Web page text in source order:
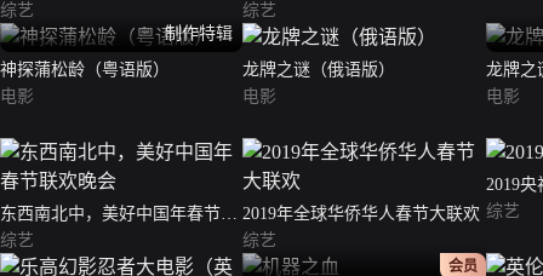
立100周年文艺演出
综艺
综艺
制作特辑
神探蒲松龄（粤语版）
电影
龙牌之谜（俄语版）
电影
龙牌之
电影
东西南北中，美好中国年春节联
欢晚会
综艺
2019年全球华侨华人春节大联欢
综艺
2019央
综艺
正片
会员